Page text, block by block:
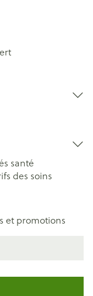
santé
des soins
et promotions